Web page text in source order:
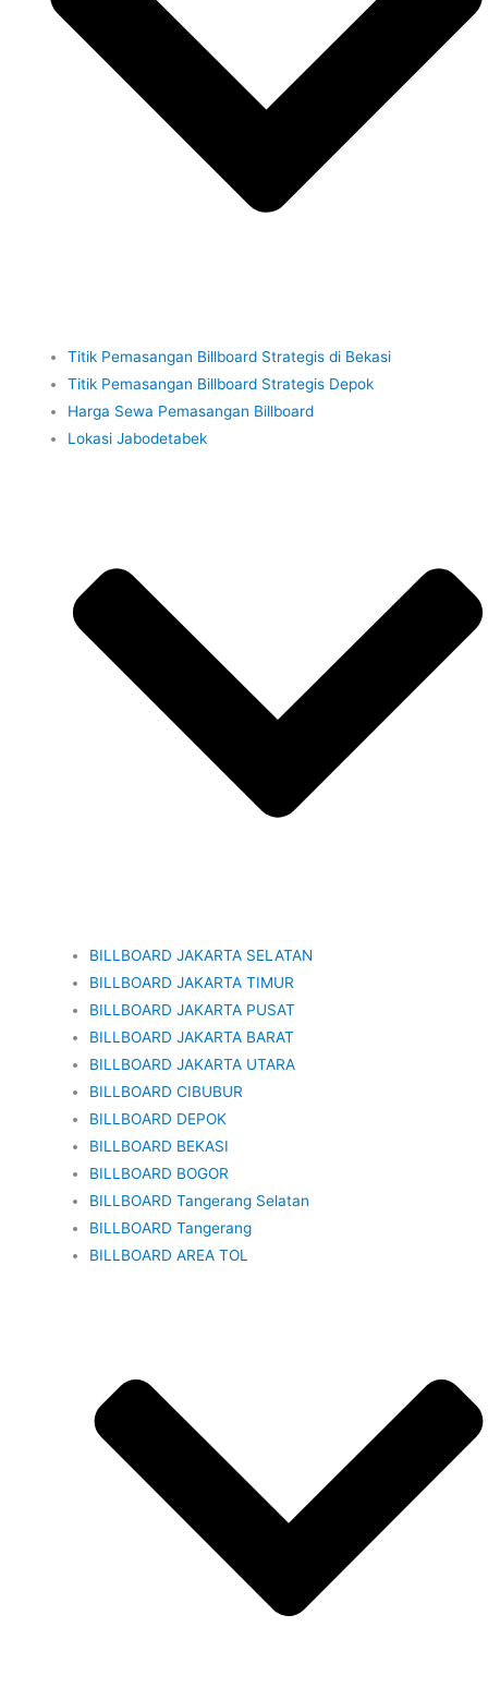
Titik Pemasangan Billboard Strategis di Bekasi
Titik Pemasangan Billboard Strategis Depok
Harga Sewa Pemasangan Billboard
Lokasi Jabodetabek
BILLBOARD JAKARTA SELATAN
BILLBOARD JAKARTA TIMUR
BILLBOARD JAKARTA PUSAT
BILLBOARD JAKARTA BARAT
BILLBOARD JAKARTA UTARA
BILLBOARD CIBUBUR
BILLBOARD DEPOK
BILLBOARD BEKASI
BILLBOARD BOGOR
BILLBOARD Tangerang Selatan
BILLBOARD Tangerang
BILLBOARD AREA TOL